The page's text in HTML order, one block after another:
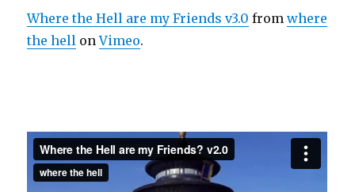
Where the Hell are my Friends v3.0 fromwhere
the hell onVimeo.